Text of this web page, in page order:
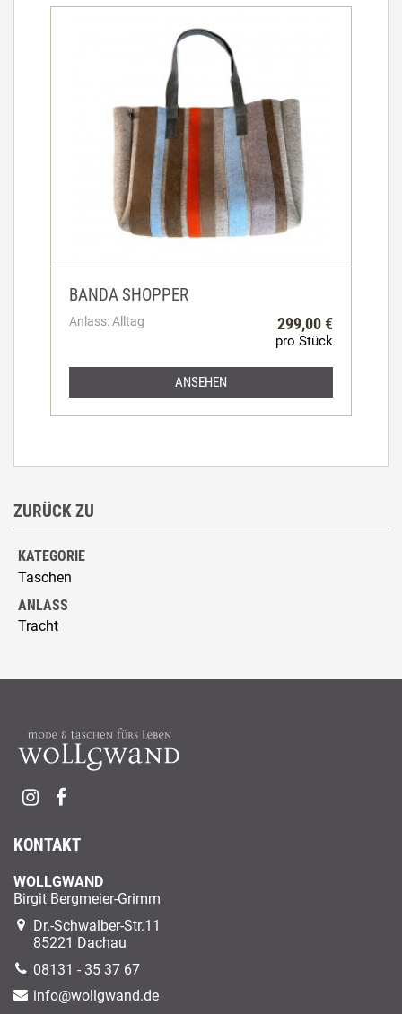
ZURÜCK ZU
KATEGORIE
Taschen
ANLASS
Tracht
BANDA SHOPPER
Anlass: Alltag 299,00 €
pro Stück
ANSEHEN
KONTAKT
WOLLGWAND
Birgit Bergmeier-Grimm
Dr.-Schwalber-Str.11
85221 Dachau
08131 - 35 37 67
info@wollgwand.de